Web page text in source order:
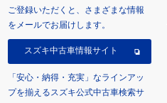
ご登録いただくと、さまざまな情報
をメールでお届けします。
スズキ中古車情報サイト
「安心・納得・充実」なラインアッ
プを揃えるスズキ公式中古車検索サ